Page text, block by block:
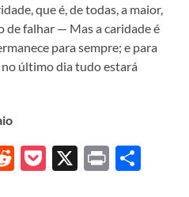
que é, de todas, a maior,
de falhar — Mas a caridade é
para sempre; e para
último dia tudo estará
Reddit
Pocket
X Print